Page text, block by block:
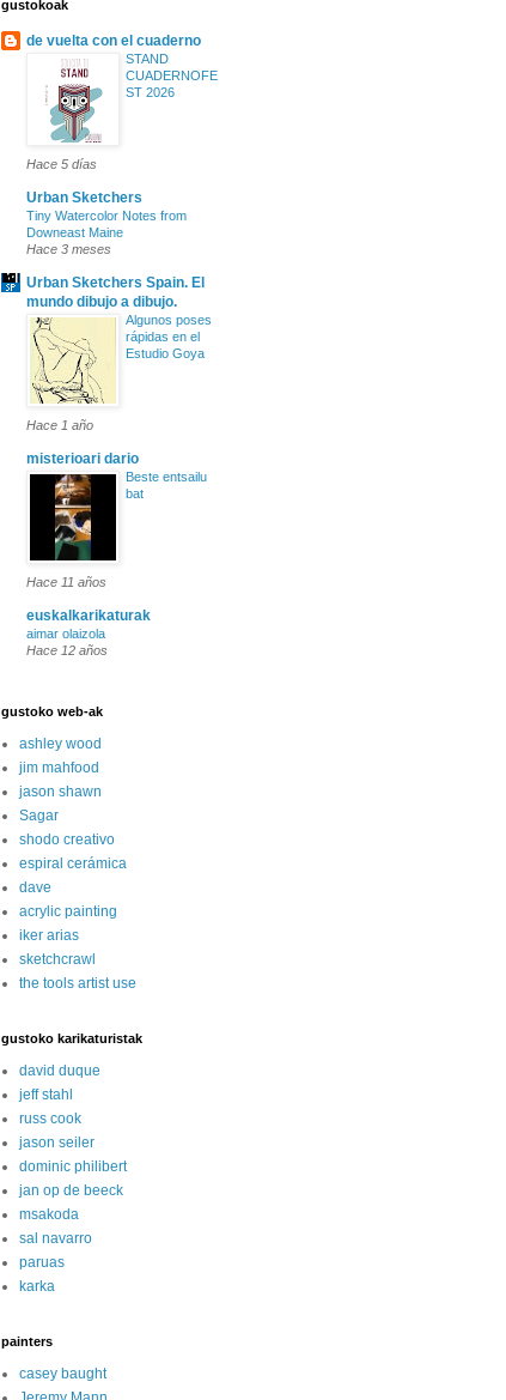
gustokoak
de vuelta con el cuaderno
STAND
CUADERNOFE
ST 2026
Hace 5 días
Urban Sketchers
Tiny Watercolor Notes from
Downeast Maine
Hace 3 meses
Urban Sketchers Spain. El
mundo dibujo a dibujo.
Algunos poses
rápidas en el
Estudio Goya
Hace 1 año
misterioari dario
Beste entsailu
bat
Hace 11 años
euskalkarikaturak
aimar olaizola
Hace 12 años
gustoko web-ak
ashley wood
jim mahfood
jason shawn
Sagar
shodo creativo
espiral cerámica
dave
acrylic painting
iker arias
sketchcrawl
the tools artist use
gustoko karikaturistak
david duque
jeff stahl
russ cook
jason seiler
dominic philibert
jan op de beeck
msakoda
sal navarro
paruas
karka
painters
casey baught